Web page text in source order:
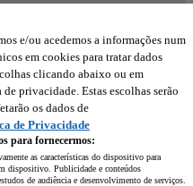
e/ou acedemos a informações num
em cookies para tratar dados
clicando abaixo ou em
privacidade. Estas escolhas serão
os dados de
de Privacidade
para fornecermos:
as características do dispositivo para
dispositivo. Publicidade e conteúdos
de audiência e desenvolvimento de serviços.